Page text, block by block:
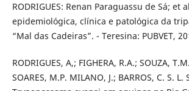
RODRIGUES: Renan Paraguassu de Sá; et
epidemiológica, clínica e patológica da
“Mal das Cadeiras”. - Teresina: PUBVET,
RODRIGUES, A,; FIGHERA, R.A.; SOUZA,
SOARES, M.P. MILANO, J.; BARROS, C. S.